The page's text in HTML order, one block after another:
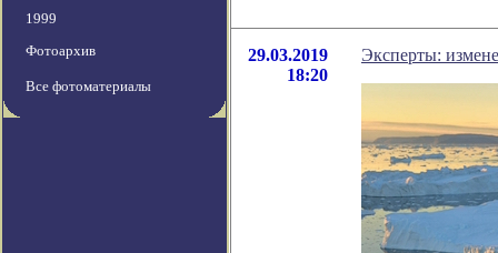
1999
Фотоархив
Все фотоматериалы
29.03.2019
18:20
Эксперты: